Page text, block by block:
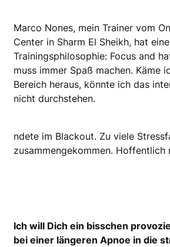
Marco Nones, mein Trainer vom
Center in Sharm El Sheikh, hat
Trainingsphilosophie: Focus and
muss immer Spaß machen. Käme
Bereich heraus, könnte ich das
nicht durchstehen.
ndete im Blackout. Zu viele
zusammen­gekommen. Hoffentlich
Ich will Dich ein bisschen
bei einer längeren Apnoe in die